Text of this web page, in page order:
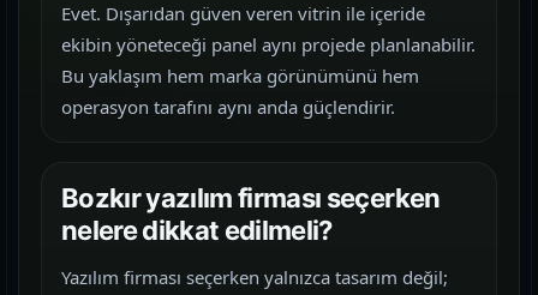
Evet. Dışarıdan güven veren vitrin ile içeride
ekibin yöneteceği panel aynı projede planlanabilir.
Bu yaklaşım hem marka görünümünü hem
operasyon tarafını aynı anda güçlendirir.
Bozkır yazılım firması seçerken
nelere dikkat edilmeli?
Yazılım firması seçerken yalnızca tasarım değil;